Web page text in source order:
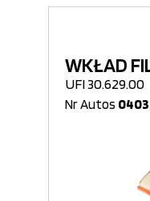
WKŁAD
UFI 30.629.00
Nr Autos